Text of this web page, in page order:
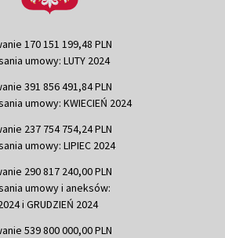
170 151 199,48 PLN
umowy: LUTY 2024
391 856 491,84 PLN
umowy: KWIECIEŃ 2024
237 754 754,24 PLN
umowy: LIPIEC 2024
290 817 240,00 PLN
umowy i aneksów:
i GRUDZIEŃ 2024
539 800 000,00 PLN